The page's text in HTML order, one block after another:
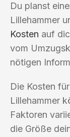
Du planst
Lillehammer
Kosten auf
vom
nötigen
Die Kosten
Lillehammer
Faktoren
die Größe